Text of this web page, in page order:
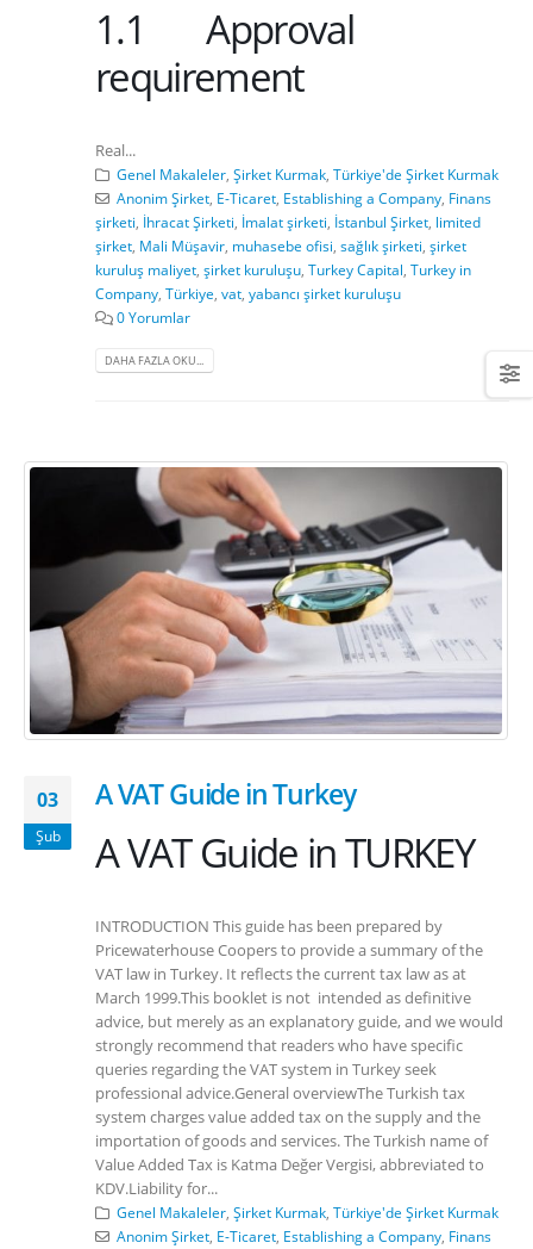
1.1 Approval
requirement
Real...
Genel Makaleler, Şirket Kurmak, Türkiye'de Şirket Kurmak
Anonim Şirket, E-Ticaret, Establishing a Company, Finans
şirketi İhracat Şirketi İmalat şirketi İstanbul Şirket limited
şirket Mali Müşavir muhasebe ofisi sağlık şirketi şirket
kuruluş maliyet şirket kuruluşu Turkey Capital Turkey in
Company Türkiye vat yabancı şirket kuruluşu
0 Yorumlar
DAHA FAZLA OKU...
03
Şub
A VAT Guide in Turkey
A VAT Guide in TURKEY
INTRODUCTION This guide has been prepared by
Pricewaterhouse Coopers to provide a summary of the
VAT law in Turkey. It reflects the current tax law as at
March 1999.This booklet is not intended as definitive
advice, but merely as an explanatory guide, and we would
strongly recommend that readers who have specific
queries regarding the VAT system in Turkey seek
professional advice.General overviewThe Turkish tax
system charges value added tax on the supply and the
importation of goods and services. The Turkish name of
Value Added Tax is Katma Değer Vergisi, abbreviated to
KDV.Liability for...
Genel Makaleler, Şirket Kurmak, Türkiye'de Şirket Kurmak
Anonim Şirket, E-Ticaret, Establishing a Company, Finans